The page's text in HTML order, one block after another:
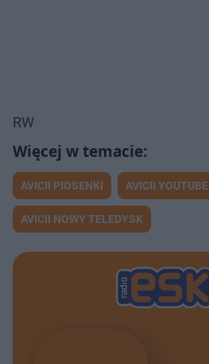
RW
AVICII PIOSENKI AVICII YOUTUBE
AVICII NOWY TELEDYSK